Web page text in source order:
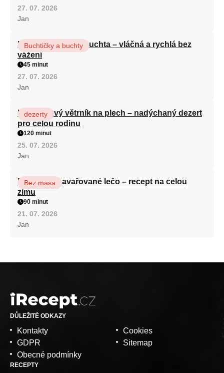
27. 07. 2026
Jan
Hrnková maková buchta – vláčná a rychlá bez
vážení
Buchtičky a buchty
45 minut
27. 07. 2026
Jan
Karamelový větrník na plech – nadýchaný dezert
pro celou rodinu
dezerty
120 minut
25. 07. 2026
Jan
Babiččino zavařované lečo – recept na celou
zimu
Bez masa
90 minut
21. 07. 2026
Jan
DŮLEŽITÉ ODKAZY
Kontakty
GDPR
Obecné podmínky
Cookies
Sitemap
RECEPTY